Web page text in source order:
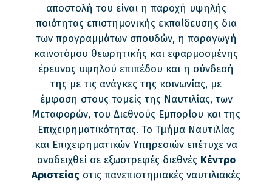
αποστολή του είναι η παροχή υψηλής
ποιότητας επιστημονικής εκπαίδευσης δια
των προγραμμάτων σπουδών, η παραγωγή
καινοτόμου θεωρητικής και εφαρμοσμένης
έρευνας υψηλού επιπέδου και η σύνδεσή
της με τις ανάγκες της κοινωνίας, με
έμφαση στους τομείς της Ναυτιλίας, των
Μεταφορών, του Διεθνούς Εμπορίου και της
Επιχειρηματικότητας. Το Τμήμα Ναυτιλίας
και Επιχειρηματικών Υπηρεσιών επέτυχε να
αναδειχθεί σε εξωστρεφές διεθνές Κέντρο
Αριστείας στις πανεπιστημιακές ναυτιλιακές